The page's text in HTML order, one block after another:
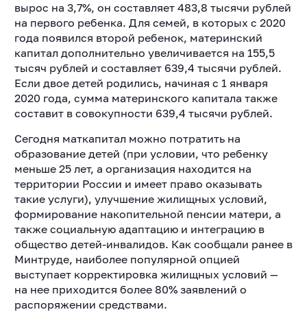
вырос на 3,7%, он составляет 483,8 тысячи рублей
на первого ребенка. Для семей, в которых с 2020
года появился второй ребенок, материнский
капитал дополнительно увеличивается на 155,5
тысяч рублей и составляет 639,4 тысячи рублей.
Если двое детей родились, начиная с 1 января
2020 года, сумма материнского капитала также
составит в совокупности 639,4 тысячи рублей.
Сегодня маткапитал можно потратить на
образование детей (при условии, что ребенку
меньше 25 лет, а организация находится на
территории России и имеет право оказывать
такие услуги), улучшение жилищных условий,
формирование накопительной пенсии матери, а
также социальную адаптацию и интеграцию в
общество детей-инвалидов. Как сообщали ранее в
Минтруде, наиболее популярной опцией
выступает корректировка жилищных условий —
на нее приходится более 80% заявлений о
распоряжении средствами.